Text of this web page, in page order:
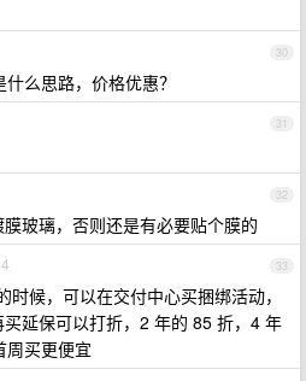
30
么思路，价格优惠？
31
32
玻璃，否则还是有必要贴个膜的
33
时候，可以在交付中心买捆绑活动，
延保可以打折，2 年的 85 折，4 年
周买更便宜